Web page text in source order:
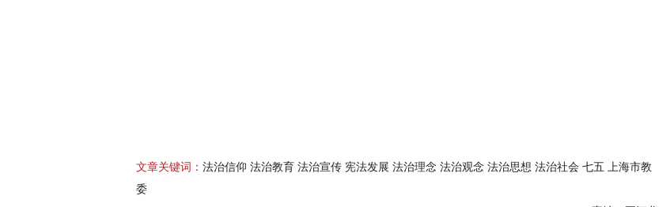
文章关键词： 法治信仰 法治教育 法治宣传 宪法发展 法治理念 法治观念 法治思想 法治社会 七五 上海市教
委